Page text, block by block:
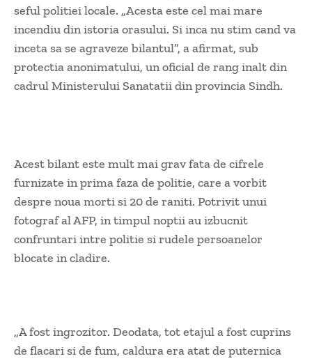
seful politiei locale. „Acesta este cel mai mare
incendiu din istoria orasului. Si inca nu stim cand va
inceta sa se agraveze bilantul”, a afirmat, sub
protectia anonimatului, un oficial de rang inalt din
cadrul Ministerului Sanatatii din provincia Sindh.
Acest bilant este mult mai grav fata de cifrele
furnizate in prima faza de politie, care a vorbit
despre noua morti si 20 de raniti. Potrivit unui
fotograf al AFP, in timpul noptii au izbucnit
confruntari intre politie si rudele persoanelor
blocate in cladire.
„A fost ingrozitor. Deodata, tot etajul a fost cuprins
de flacari si de fum, caldura era atat de puternica